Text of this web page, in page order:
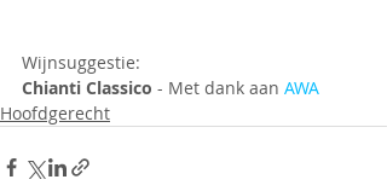
Wijnsuggestie:
Chianti Classico - Met dank aan AWA
Hoofdgerecht